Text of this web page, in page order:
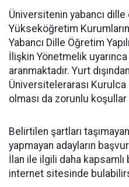
Üniversitenin yabancı
Yükseköğretim
Yabancı Dille Öğretim
İlişkin Yönetmelik uyarınca
aranmaktadır. Yurt
Üniversitelerarası Kurulca
olması da zorunlu koşullar
Belirtilen şartları
yapmayan adayların
İlan ile ilgili daha
internet sitesinde